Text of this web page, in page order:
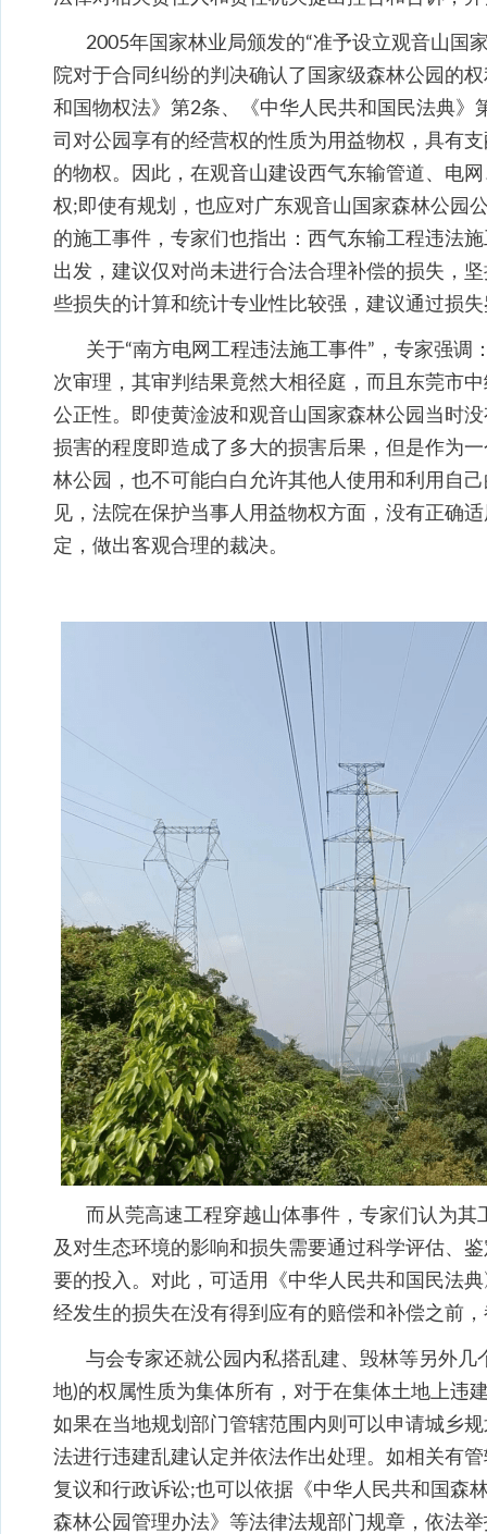
2005年国家林业局颁发的“准予设立观音山国
院对于合同纠纷的判决确认了国家级森林公园的
和国物权法》第2条、《中华人民共和国民法典》
司对公园享有的经营权的性质为用益物权，具有
的物权。因此，在观音山建设西气东输管道、电
权;即使有规划，也应对广东观音山国家森林公园
的施工事件，专家们也指出：西气东输工程违法
出发，建议仅对尚未进行合法合理补偿的损失，
些损失的计算和统计专业性比较强，建议通过损
关于“南方电网工程违法施工事件”，专家强
次审理，其审判结果竟然大相径庭，而且东莞市
公正性。即使黄淦波和观音山国家森林公园当时
损害的程度即造成了多大的损害后果，但是作为
林公园，也不可能白白允许其他人使用和利用自
见，法院在保护当事人用益物权方面，没有正确
定，做出客观合理的裁决。
而从莞高速工程穿越山体事件，专家们认为其
及对生态环境的影响和损失需要通过科学评估、
要的投入。对此，可适用《中华人民共和国民法
经发生的损失在没有得到应有的赔偿和补偿之前
与会专家还就公园内私搭乱建、毁林等另外
地)的权属性质为集体所有，对于在集体土地上违
如果在当地规划部门管辖范围内则可以申请城乡
法进行违建乱建认定并依法作出处理。如相关有
复议和行政诉讼;也可以依据《中华人民共和国森
森林公园管理办法》等法律法规部门规章，依法